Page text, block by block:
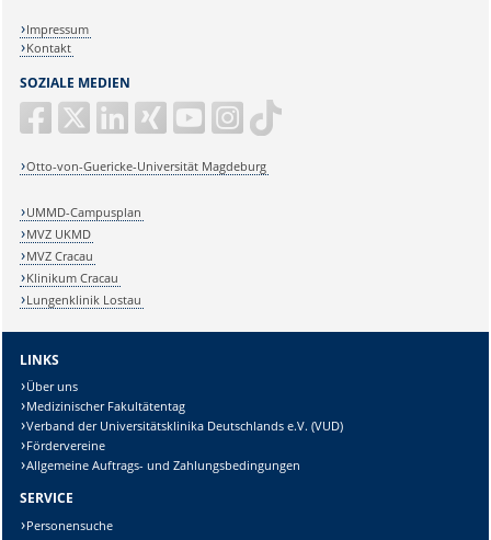
SOZIALE MEDIEN
Otto-von-Guericke-Universität Magdeburg
Impressum
Kontakt
UMMD-Campusplan
MVZ UKMD
MVZ Cracau
Klinikum Cracau
Lungenklinik Lostau
LINKS
Über uns
Medizinischer Fakultätentag
Verband der Universitätsklinika Deutschlands e.V. (VUD)
Fördervereine
Allgemeine Auftrags- und Zahlungsbedingungen
SERVICE
Personensuche